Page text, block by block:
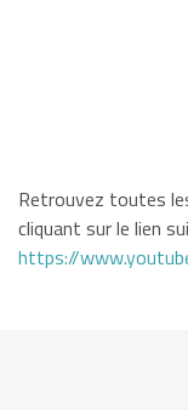
Retrouvez toutes
cliquant sur le lien
https://